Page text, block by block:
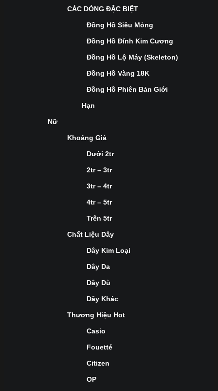
CÁC DÒNG ĐẶC BIỆT
Đồng Hồ Siêu Mỏng
Đồng Hồ Đính Kim Cương
Đồng Hồ Lộ Máy (Skeleton)
Đồng Hồ Vàng 18K
Đồng Hồ Phiên Bản Giới
Hạn
Nữ
Khoảng Giá
Dưới 2tr
2tr – 3tr
3tr – 4tr
4tr – 5tr
Trên 5tr
Chất Liệu Dây
Dây Kim Loại
Dây Da
Dây Dù
Dây Khác
Thương Hiệu Hot
Casio
Fouetté
Citizen
OP